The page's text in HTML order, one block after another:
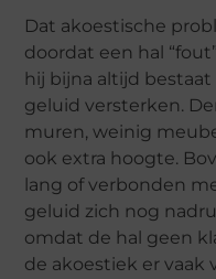
Dat akoestische
doordat een hal
hij bijna altijd
geluid versterken.
muren, weinig
ook extra hoogte.
lang of verbonden
geluid zich nog
omdat de hal geen
de akoestiek er vaak